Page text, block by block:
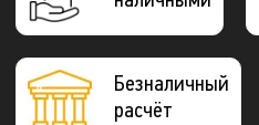
Безналичный
расчёт